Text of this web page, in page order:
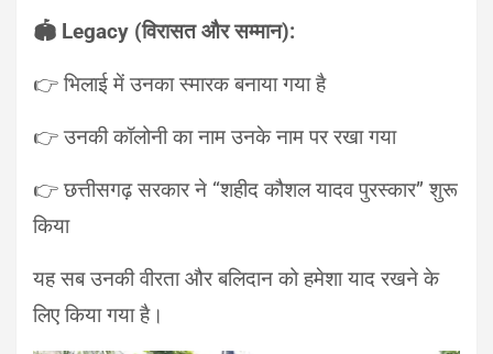
🏟️ Legacy (विरासत और सम्मान):
👉 भिलाई में उनका स्मारक बनाया गया है
👉 उनकी कॉलोनी का नाम उनके नाम पर रखा गया
👉 छत्तीसगढ़ सरकार ने “शहीद कौशल यादव पुरस्कार” शुरू
किया
यह सब उनकी वीरता और बलिदान को हमेशा याद रखने के
लिए किया गया है।